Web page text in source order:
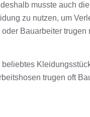
musste auch
zu nutzen, um
Bauarbeiter
trugen oft